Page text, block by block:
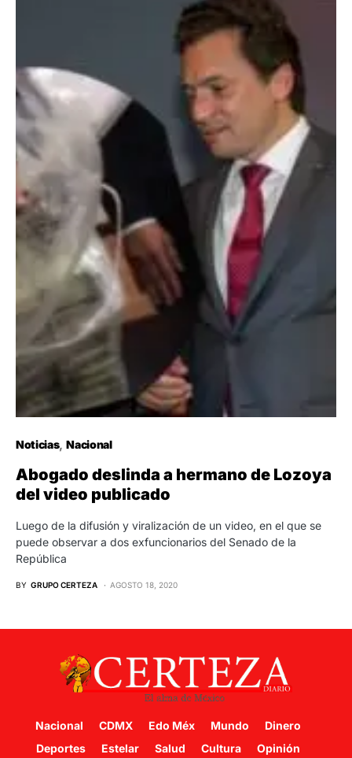
Noticias Nacional
Abogado deslinda a hermano de Lozoya
del video publicado
Luego de la difusión y viralización de un video, en el que se
puede observar a dos exfuncionarios del Senado de la
República
BY GRUPO CERTEZA AGOSTO 18, 2020
Nacional CDMX Edo Méx Mundo
Dinero
Deportes
Estelar Salud Cultura Opinión